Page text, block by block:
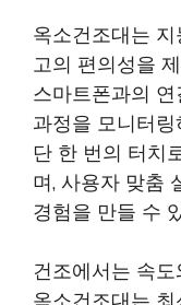
옥소건조대는
고의 편의성을
스마트폰과의
과정을 모니터
단 한 번의 터치
며, 사용자 맞춤
경험을 만들 수
건조에서는 속